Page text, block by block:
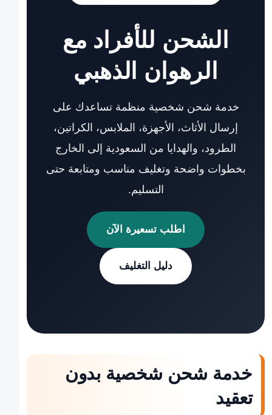
الشحن للأفراد مع
الرهوان الذهبي
خدمة شحن شخصية منظمة تساعدك على
إرسال الأثاث، الأجهزة، الملابس، الكراتين،
الطرود، والهدايا من السعودية إلى الخارج
بخطوات واضحة وتغليف مناسب ومتابعة حتى
التسليم.
اطلب تسعيرة الآن
دليل التغليف
خدمة شحن شخصية بدون
تعقيد